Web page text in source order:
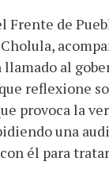
Frente de
llamado al
reflexione
provoca la
una
él para